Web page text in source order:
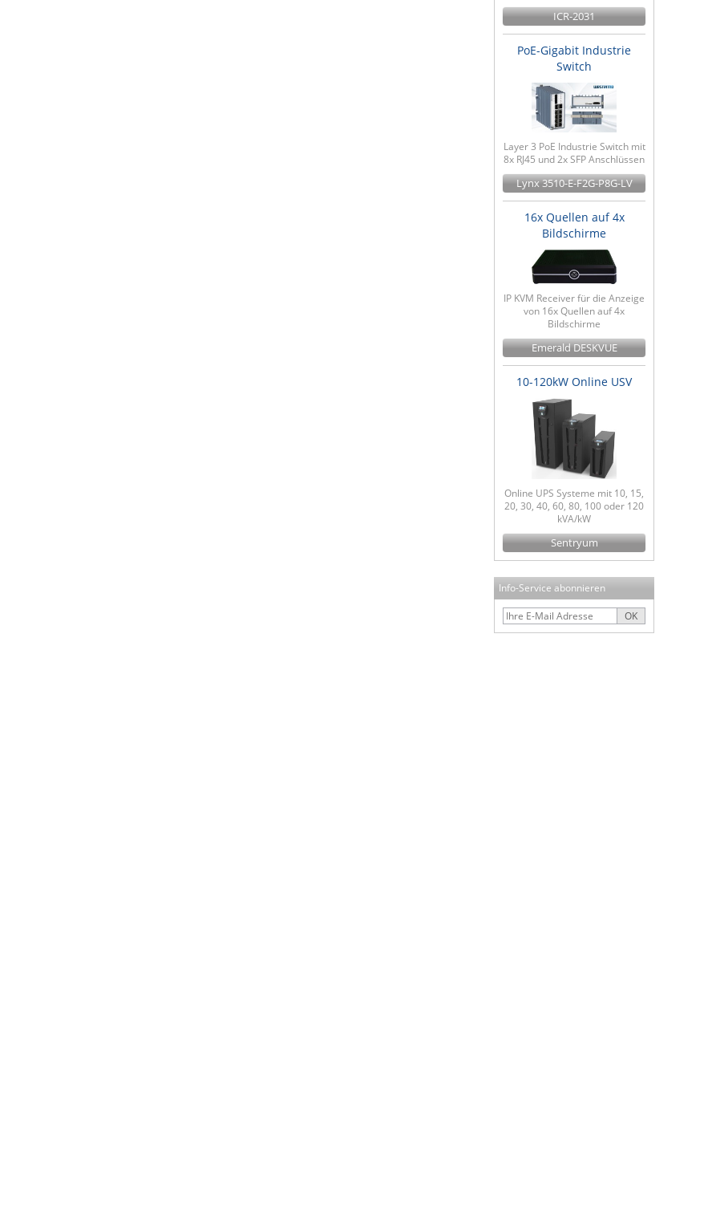
ICR-2031
PoE-Gigabit Industrie
Switch
Layer 3 PoE Industrie Switch mit
8x RJ45 und 2x SFP Anschlüssen
Lynx 3510-E-F2G-P8G-LV
16x Quellen auf 4x
Bildschirme
IP KVM Receiver für die Anzeige
von 16x Quellen auf 4x
Bildschirme
Emerald DESKVUE
10-120kW Online USV
Online UPS Systeme mit 10, 15,
20, 30, 40, 60, 80, 100 oder 120
kVA/kW
Sentryum
Info-Service abonnieren
OK